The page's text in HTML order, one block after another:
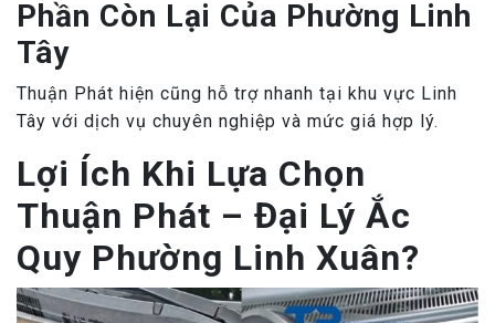
Phần Còn Lại Của Phường Linh
Tây
Thuận Phát hiện cũng hỗ trợ nhanh tại khu vực Linh
Tây với dịch vụ chuyên nghiệp và mức giá hợp lý.
Lợi Ích Khi Lựa Chọn
Thuận Phát – Đại Lý Ắc
Quy Phường Linh Xuân?